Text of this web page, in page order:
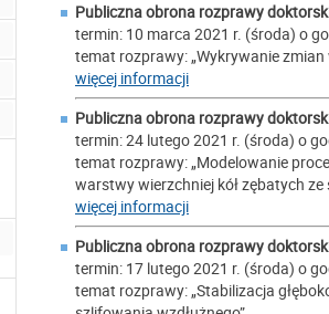
Publiczna obrona rozprawy
termin: 10 marca 2021 r. (środa) o
temat rozprawy: „Wykrywanie
więcej informacji
Publiczna obrona rozprawy
termin: 24 lutego 2021 r. (środa) o
temat rozprawy: „Modelowanie
warstwy wierzchniej kół zębatych ze
więcej informacji
Publiczna obrona rozprawy
termin: 17 lutego 2021 r. (środa) o
temat rozprawy: „Stabilizacja